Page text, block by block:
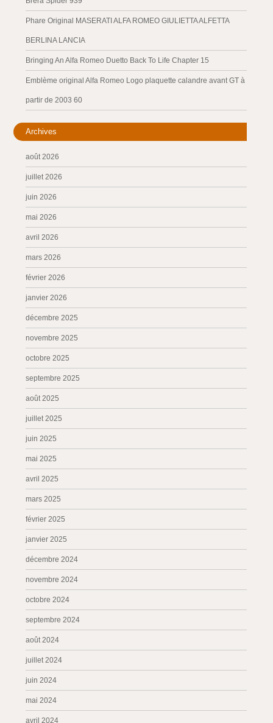
Phare Original MASERATI ALFA ROMEO GIULIETTA ALFETTA
BERLINA LANCIA
Bringing An Alfa Romeo Duetto Back To Life Chapter 15
Emblème original Alfa Romeo Logo plaquette calandre avant GT à
partir de 2003 60
Archives
août 2026
juillet 2026
juin 2026
mai 2026
avril 2026
mars 2026
février 2026
janvier 2026
décembre 2025
novembre 2025
octobre 2025
septembre 2025
août 2025
juillet 2025
juin 2025
mai 2025
avril 2025
mars 2025
février 2025
janvier 2025
décembre 2024
novembre 2024
octobre 2024
septembre 2024
août 2024
juillet 2024
juin 2024
mai 2024
avril 2024